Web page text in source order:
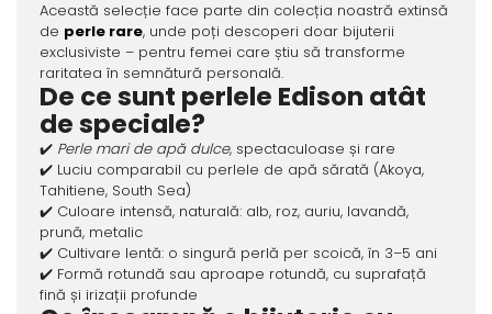
Această selecție face parte din colecția noastră extinsă
de perle rare, unde poți descoperi doar bijuterii
exclusiviste – pentru femei care știu să transforme
raritatea în semnătură personală.
De ce sunt perlele Edison atât
de speciale?
✔️ Perle mari de apă dulce, spectaculoase și rare
✔️ Luciu comparabil cu perlele de apă sărată (Akoya,
Tahitiene, South Sea)
✔️ Culoare intensă, naturală: alb, roz, auriu, lavandă,
prună, metalic
✔️ Cultivare lentă: o singură perlă per scoică, în 3–5 ani
✔️ Formă rotundă sau aproape rotundă, cu suprafață
fină și irizații profunde